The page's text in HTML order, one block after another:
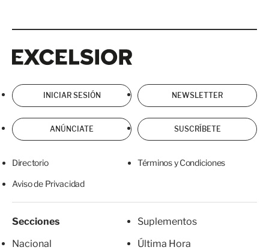
INICIAR SESIÓN NEWSLETTER
ANÚNCIATE SUSCRÍBETE
Directorio Términos y Condiciones
Aviso de Privacidad
Secciones
Nacional
Suplementos
Última Hora